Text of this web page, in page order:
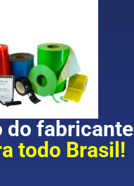
do fabricante
todo Brasil!